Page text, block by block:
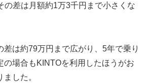
の差は月額約1万3千円まで小さくな
差は約79万円まで広がり、5年で乗り
の場合もKINTOを利用したほうがお
した。